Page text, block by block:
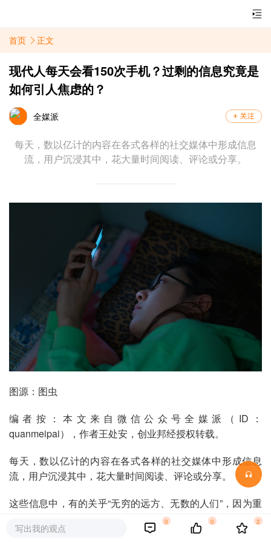
首页 正文
现代人每天会看150次手机？过剩的信息究竟是
如何引人焦虑的？
全媒派
每天，数以亿计的内容在各式各样的社交媒体中形成信息
流，用户沉浸其中，花大量时间阅读、评论或分享。
图源：图虫
编者按：本文来自微信公众号全媒派（ID：
quanmeipai），作者王处安，创业邦经授权转载。
每天，数以亿计的内容在各式各样的社交媒体中形成信息
流，用户沉浸其中，花大量时间阅读、评论或分享。
这些信息中，有的关乎“无穷的远方、无数的人们”，因为重
要而获得了人们的关注，也因为关注而变得更重要。有的则
是营销广告、虚假内容、垃圾信息，甚至是争吵谩骂，它们
写出我的观点
0 0 2